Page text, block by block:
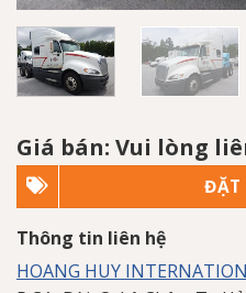
Giá bán: Vui lòng
ĐẶT
Thông tin liên hệ
HOANG HUY